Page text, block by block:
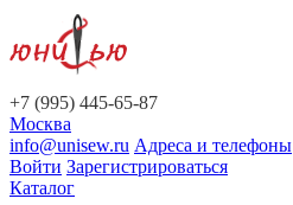
+7 (995) 445-65-87
Москва
info@unisew.ru Адреса и телефоны
Войти Зарегистрироваться
Каталог